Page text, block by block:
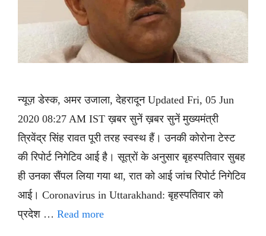
न्यूज़ डेस्क, अमर उजाला, देहरादून Updated Fri, 05 Jun
2020 08:27 AM IST ख़बर सुनें ख़बर सुनें मुख्यमंत्री
त्रिवेंद्र सिंह रावत पूरी तरह स्वस्थ हैं। उनकी कोरोना टेस्ट
की रिपोर्ट निगेटिव आई है। सूत्रों के अनुसार बृहस्पतिवार सुबह
ही उनका सैंपल लिया गया था, रात को आई जांच रिपोर्ट निगेटिव
आई। Coronavirus in Uttarakhand: बृहस्पतिवार को
प्रदेश … Read more